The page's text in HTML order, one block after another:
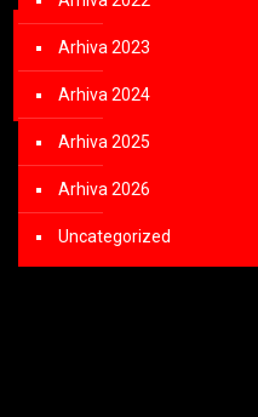
Arhiva 2023
Arhiva 2024
Arhiva 2025
Arhiva 2026
Uncategorized